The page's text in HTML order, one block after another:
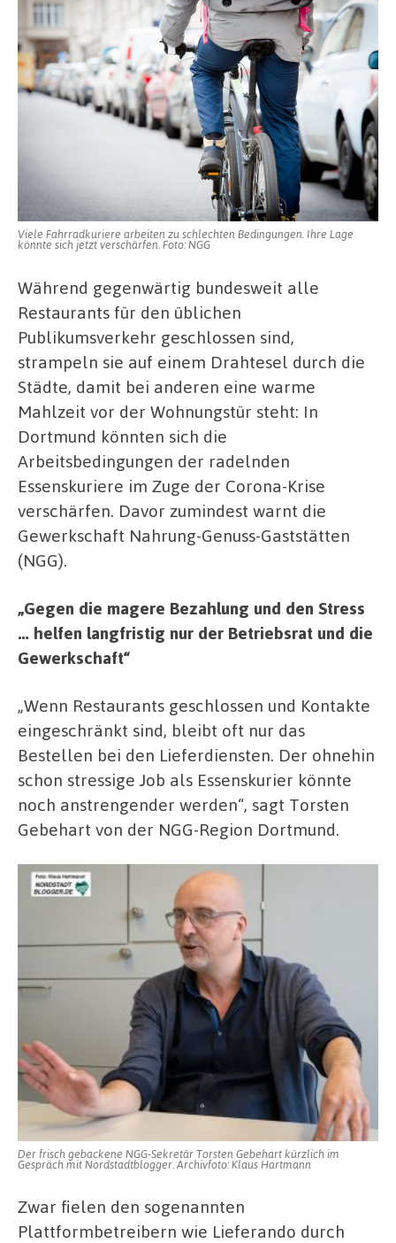
Viele Fahrradkuriere arbeiten zu schlechten Bedingungen. Ihre Lage
könnte sich jetzt verschärfen. Foto: NGG
Während gegenwärtig bundesweit alle
Restaurants für den üblichen
Publikumsverkehr geschlossen sind,
strampeln sie auf einem Drahtesel durch die
Städte, damit bei anderen eine warme
Mahlzeit vor der Wohnungstür steht: In
Dortmund könnten sich die
Arbeitsbedingungen der radelnden
Essenskuriere im Zuge der Corona-Krise
verschärfen. Davor zumindest warnt die
Gewerkschaft Nahrung-Genuss-Gaststätten
(NGG).
„Gegen die magere Bezahlung und den Stress
… helfen langfristig nur der Betriebsrat und die
Gewerkschaft“
„Wenn Restaurants geschlossen und Kontakte
eingeschränkt sind, bleibt oft nur das
Bestellen bei den Lieferdiensten. Der ohnehin
schon stressige Job als Essenskurier könnte
noch anstrengender werden“, sagt Torsten
Gebehart von der NGG-Region Dortmund.
Der frisch gebackene NGG-Sekretär Torsten Gebehart kürzlich im
Gespräch mit Nordstadtblogger. Archivfoto: Klaus Hartmann
Zwar fielen den sogenannten
Plattformbetreibern wie Lieferando durch